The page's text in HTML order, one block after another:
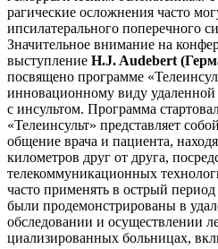
рагические осложнения часто
ипсилатерального поперечного
Значительное внимание на
выступление H.J. Audebert
посвящено программе
инновационному виду
с инсультом. Программа
«Телеинсульт» представляет
общение врача и пациента,
километров друг от друга,
телекоммуникационных
часто применять в острый
были продемонстрированы в
обсле­довании и осуществлении
циализированных больницах,